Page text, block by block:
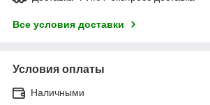
Все условия доставки
Условия оплаты
Наличными